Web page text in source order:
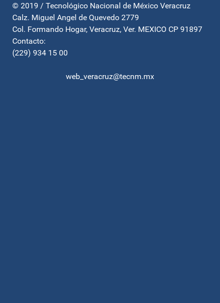
© 2019 / Tecnológico Nacional de México Veracruz
Calz. Miguel Angel de Quevedo 2779
Col. Formando Hogar, Veracruz, Ver. MEXICO CP 91897
Contacto:
(229) 934 15 00
web_veracruz@tecnm.mx